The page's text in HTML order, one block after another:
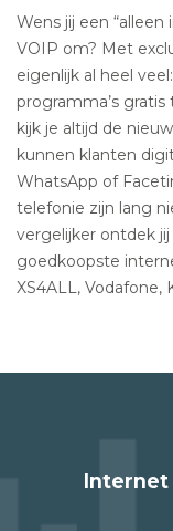
Wens jij een
VOIP om? Met
eigenlijk al heel
programma’s
kijk je altijd de
kunnen klanten
WhatsApp of
telefonie zijn lang
vergelijker ontdek
goedkoopste
XS4ALL, Vodafone,
Internet